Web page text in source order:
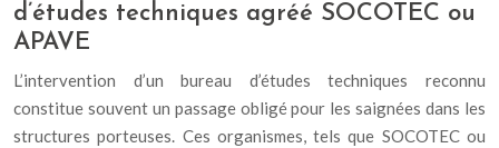
d’études techniques agréé SOCOTEC ou
APAVE
L’intervention d’un bureau d’études techniques reconnu
constitue souvent un passage obligé pour les saignées dans les
structures porteuses. Ces organismes, tels que SOCOTEC ou